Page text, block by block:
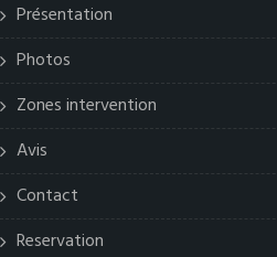
Présentation
Photos
Zones intervention
Avis
Contact
Reservation